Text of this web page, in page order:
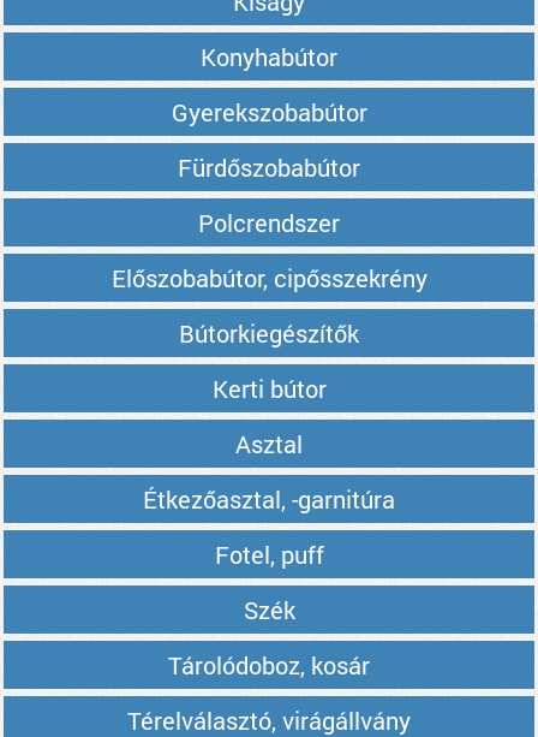
Konyhabútor
Gyerekszobabútor
Fürdőszobabútor
Polcrendszer
Előszobabútor, cipősszekrény
Bútorkiegészítők
Kerti bútor
Asztal
Étkezőasztal, -garnitúra
Fotel, puff
Szék
Tárolódoboz, kosár
Térelválasztó, virágállvány